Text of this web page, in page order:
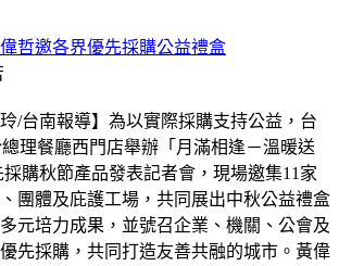
哲邀各界優先採購公益禮盒
/台南報導】為以實際採購支持公益，台
理餐廳西門店舉辦「月滿相逢－溫暖送
購秋節產品發表記者會，現場邀集11家
團體及庇護工場，共同展出中秋公益禮盒
元培力成果，並號召企業、機關、公會及
先採購，共同打造友善共融的城市。黃偉